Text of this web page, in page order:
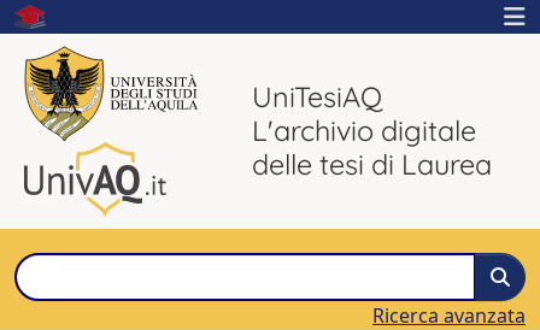
UniTesiAQ
L'archivio digitale
delle tesi di Laurea
Ricerca avanzata